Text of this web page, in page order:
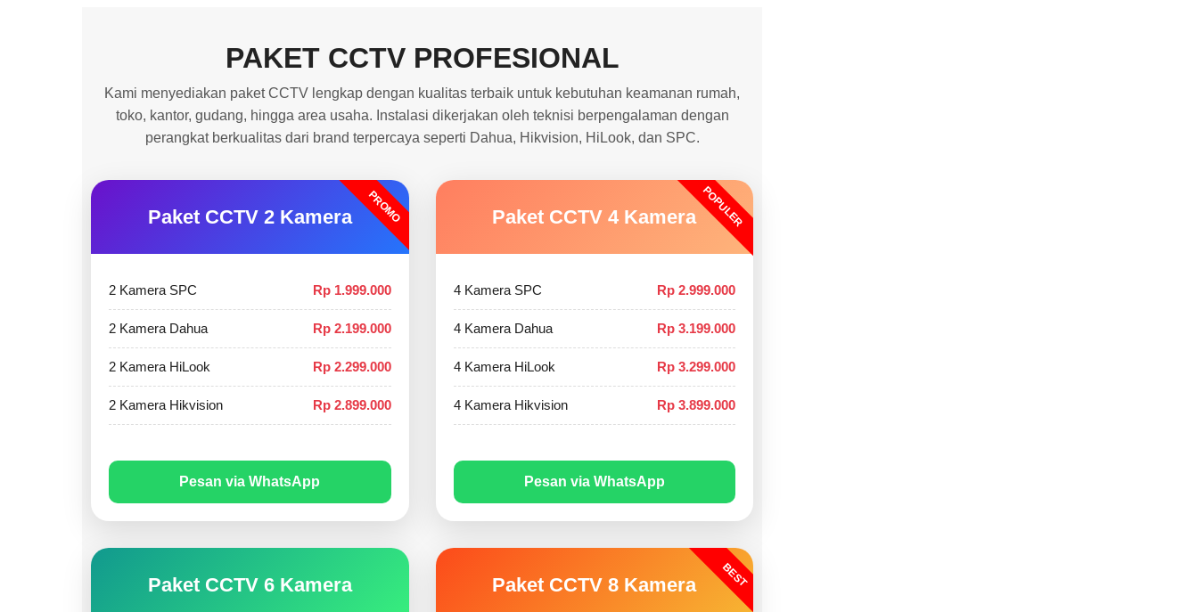
PAKET CCTV PROFESIONAL
Kami menyediakan paket CCTV lengkap dengan kualitas terbaik untuk kebutuhan keamanan rumah,
toko, kantor, gudang, hingga area usaha. Instalasi dikerjakan oleh teknisi berpengalaman dengan
perangkat berkualitas dari brand terpercaya seperti Dahua, Hikvision, HiLook, dan SPC.
PROMO
Paket CCTV 2 Kamera
2 Kamera SPC Rp 1.999.000
2 Kamera Dahua Rp 2.199.000
2 Kamera HiLook Rp 2.299.000
2 Kamera Hikvision Rp 2.899.000
Pesan via WhatsApp
POPULER
Paket CCTV 4 Kamera
4 Kamera SPC Rp 2.999.000
4 Kamera Dahua Rp 3.199.000
4 Kamera HiLook Rp 3.299.000
4 Kamera Hikvision Rp 3.899.000
Pesan via WhatsApp
Paket CCTV 6 Kamera BEST
Paket CCTV 8 Kamera